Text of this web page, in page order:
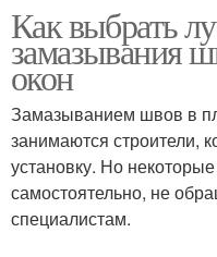
Как выбрать
замазывания
окон
Замазыванием швов в
занимаются строители,
установку. Но
самостоятельно, не
специалистам.